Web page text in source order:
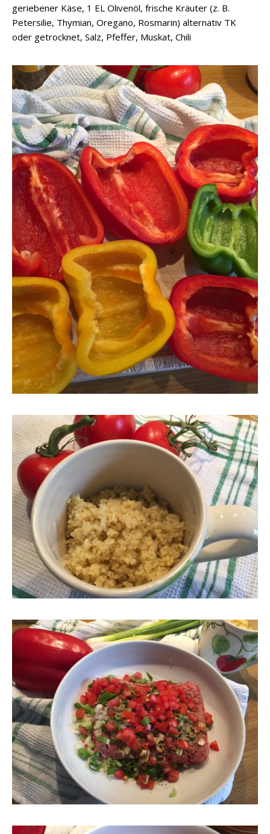
geriebener Käse, 1 EL Olivenöl, frische Kräuter (z. B.
Petersilie, Thymian, Oregano, Rosmarin) alternativ TK
oder getrocknet, Salz, Pfeffer, Muskat, Chili